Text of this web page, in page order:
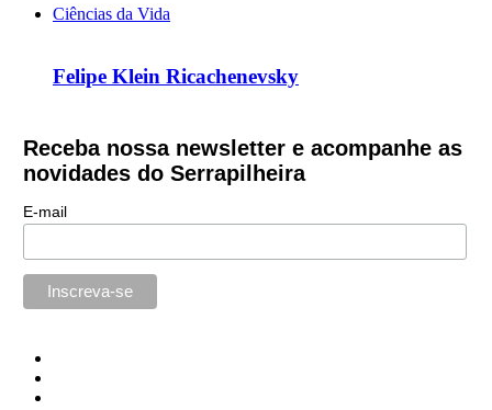
Ciências da Vida
Felipe Klein Ricachenevsky
Receba nossa newsletter e acompanhe as
novidades do Serrapilheira
E-mail